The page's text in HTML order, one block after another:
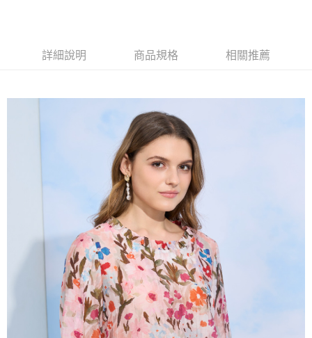
【大哥付你分期使用說明】
1.本服務由台灣大哥大提供，台灣大哥大用戶可立即使用無須另外申請。
成交易。
3.實際核准額度、可分期數及費用金額請依後續交易確認頁面所載為準。
4.訂單成立30分鐘內，如未前往確認交易或遇審核未通過，訂單將自動取
消。如遇「轉專審核」未通過狀況，表示未達大哥付你分期系統評分，恕無
1.分期款項不併入電信帳單，「大哥付你分期」於每月結算日後寄送繳費提
2.透過簡訊連結打開帳單後，可選擇「超商條碼／台灣大直營門市／銀行轉
帳／街口支付／iPASS MONEY」等通路繳費。
【注意事項】
1.本服務係由「台灣大哥大股份有限公司」（以下簡稱本公司）所提供，讓
用戶於交易時，得透過本服務購買商品或服務，並由商店將買賣／分期付款
買賣價金債權讓與本公司後，依約使用本公司帳單繳交帳款。
2.基於同意付款使用「大哥付你分期」之契約關係目的，商店將以您的個人
資料（包含姓名、電話或地址）提供予台灣大哥大進項蒐集、處理及利用，
由本公司與您本人進行分期帳單所需資料之確認、核對及更正。
3.完整用戶服務條款，請詳閱以下連結：https://oppay.tw/userRule
AFTEE先享後付
１．簡單：不需註冊會員、不需綁卡、不需儲值。
２．便利：只要手機號碼，簡訊認證，即可結帳。
３．安心：先確認商品／服務後，再付款。
【「AFTEE先享後付」結帳流程】
１．於結帳方式選擇「AFTEE先享後付」後，將跳轉至「AFTEE先享後付」
結帳頁面，進行簡訊認證並確認金額後，即可完成結帳。
２．訂單成立數日內，您將收到繳費通知簡訊。
３．收到繳費通知簡訊後14天內，點擊此簡訊中的連結，可透過四大超商／
ATM／網路銀行／等多元方式進行付款，方視為交易完成。
※ 請注意：結帳手續完成當下不需立刻繳費，但若您需要取消訂單，請聯絡
購買商品的店家。未經商家同意取消之訂單仍視為有效，需透過AFTEE先享
後付繳納相關費用。
※ 交易是否成功請以「AFTEE先享後付 」之結帳頁面顯示為準，若有關於
是否繳費成功／繳費後需取消欲退款等相關疑問，請聯繫「AFTEE先享後付
客戶支援中心」 https://netprotections.freshdesk.com/support/home
每筆NT$120，滿NT$2,000(含以上)免運費
每筆NT$120，滿NT$2,000(含以上)免運費
每筆NT$120，滿NT$2,000(含以上)免運費
詳細說明 商品規格 相關推薦